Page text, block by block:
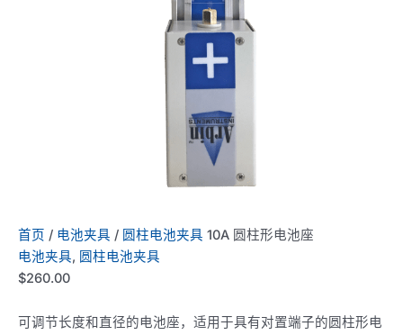
首页 / 电池夹具 / 圆柱电池夹具 10A 圆柱形电池座
电池夹具, 圆柱电池夹具
$260.00
可调节长度和直径的电池座，适用于具有对置端子的圆柱形电